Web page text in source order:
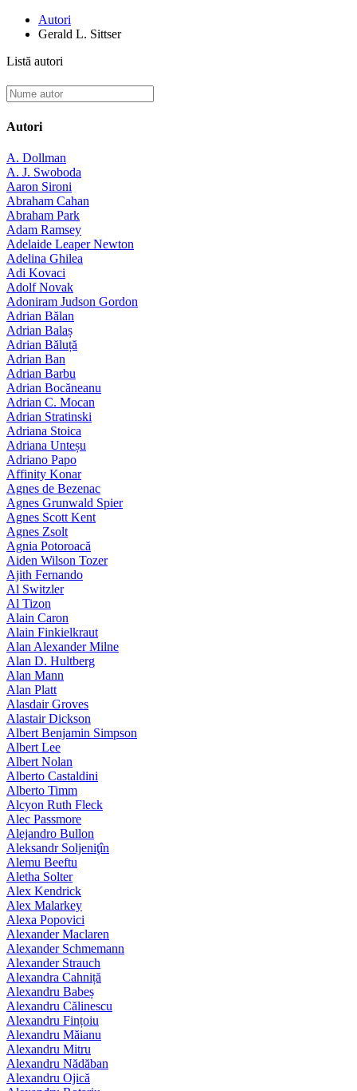
Autori
Gerald L. Sittser
Listă autori
Autori
A. Dollman
A. J. Swoboda
Aaron Sironi
Abraham Cahan
Abraham Park
Adam Ramsey
Adelaide Leaper Newton
Adelina Ghilea
Adi Kovaci
Adolf Novak
Adoniram Judson Gordon
Adrian Bălan
Adrian Balaș
Adrian Băluță
Adrian Ban
Adrian Barbu
Adrian Bocăneanu
Adrian C. Mocan
Adrian Stratinski
Adriana Stoica
Adriana Unteșu
Adriano Papo
Affinity Konar
Agnes de Bezenac
Agnes Grunwald Spier
Agnes Scott Kent
Agnes Zsolt
Agnia Potoroacă
Aiden Wilson Tozer
Ajith Fernando
Al Switzler
Al Tizon
Alain Caron
Alain Finkielkraut
Alan Alexander Milne
Alan D. Hultberg
Alan Mann
Alan Platt
Alasdair Groves
Alastair Dickson
Albert Benjamin Simpson
Albert Lee
Albert Nolan
Alberto Castaldini
Alberto Timm
Alcyon Ruth Fleck
Alec Passmore
Alejandro Bullon
Aleksandr Soljeniţîn
Alemu Beeftu
Aletha Solter
Alex Kendrick
Alex Malarkey
Alexa Popovici
Alexander Maclaren
Alexander Schmemann
Alexander Strauch
Alexandra Cahniță
Alexandru Babeș
Alexandru Călinescu
Alexandru Fințoiu
Alexandru Măianu
Alexandru Mitru
Alexandru Nădăban
Alexandru Ojică